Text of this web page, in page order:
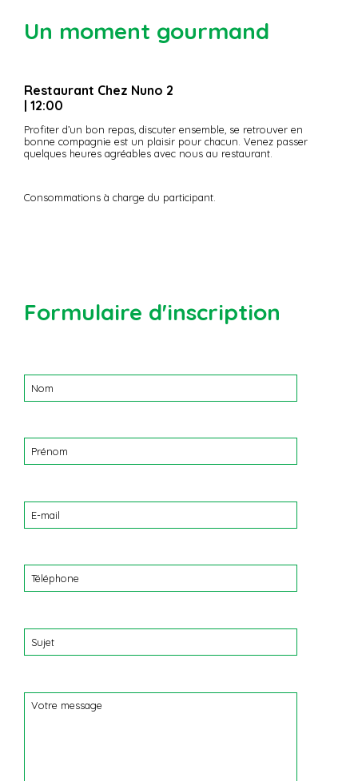
Un moment gourmand
Restaurant Chez Nuno 2
| 12:00
Profiter d’un bon repas, discuter ensemble, se retrouver en
bonne compagnie est un plaisir pour chacun. Venez passer
quelques heures agréables avec nous au restaurant.
Consommations à charge du participant.
Formulaire d'inscription